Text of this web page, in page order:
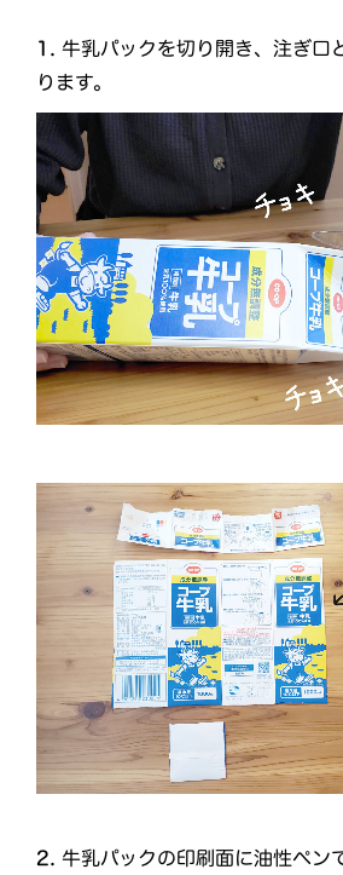
1. 牛乳パックを切り開き、注ぎ口
ります。
2. 牛乳パックの印刷面に油性ペン